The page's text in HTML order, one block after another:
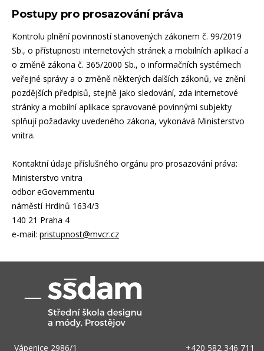
Postupy pro prosazování práva
Kontrolu plnění povinností stanovených zákonem č. 99/2019
Sb., o přístupnosti internetových stránek a mobilních aplikací a
o změně zákona č. 365/2000 Sb., o informačních systémech
veřejné správy a o změně některých dalších zákonů, ve znění
pozdějších předpisů, stejně jako sledování, zda internetové
stránky a mobilní aplikace spravované povinnými subjekty
splňují požadavky uvedeného zákona, vykonává Ministerstvo
vnitra.
Kontaktní údaje příslušného orgánu pro prosazování práva:
Ministerstvo vnitra
odbor eGovernmentu
náměstí Hrdinů 1634/3
140 21 Praha 4
e-mail: pristupnost@mvcr.cz
Vápenice 2986/1 +420 582 346 711